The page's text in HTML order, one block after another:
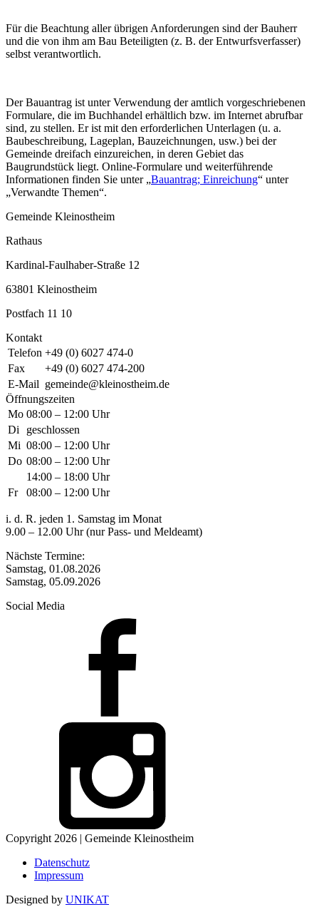
Für die Beachtung aller übrigen Anforderungen sind der Bauherr
und die von ihm am Bau Beteiligten (z. B. der Entwurfsverfasser)
selbst verantwortlich.
Der Bauantrag ist unter Verwendung der amtlich vorgeschriebenen
Formulare, die im Buchhandel erhältlich bzw. im Internet abrufbar
sind, zu stellen. Er ist mit den erforderlichen Unterlagen (u. a.
Baubeschreibung, Lageplan, Bauzeichnungen, usw.) bei der
Gemeinde dreifach einzureichen, in deren Gebiet das
Baugrundstück liegt. Online-Formulare und weiterführende
Informationen finden Sie unter „Bauantrag; Einreichung“ unter
„Verwandte Themen“.
Gemeinde Kleinostheim
Rathaus
Kardinal-Faulhaber-Straße 12
63801 Kleinostheim
Postfach 11 10
Kontakt
Telefon +49 (0) 6027 474-0
Fax
+49 (0) 6027 474-200
E-Mail gemeinde@kleinostheim.de
Öffnungszeiten
Mo 08:00 – 12:00 Uhr
Di
geschlossen
Mi 08:00 – 12:00 Uhr
Do 08:00 – 12:00 Uhr
14:00 – 18:00 Uhr
Fr
08:00 – 12:00 Uhr
i. d. R. jeden 1. Samstag im Monat
9.00 – 12.00 Uhr (nur Pass- und Meldeamt)
Nächste Termine:
Samstag, 01.08.2026
Samstag, 05.09.2026
Social Media
Copyright 2026 | Gemeinde Kleinostheim
Datenschutz
Impressum
Designed by UNIKAT